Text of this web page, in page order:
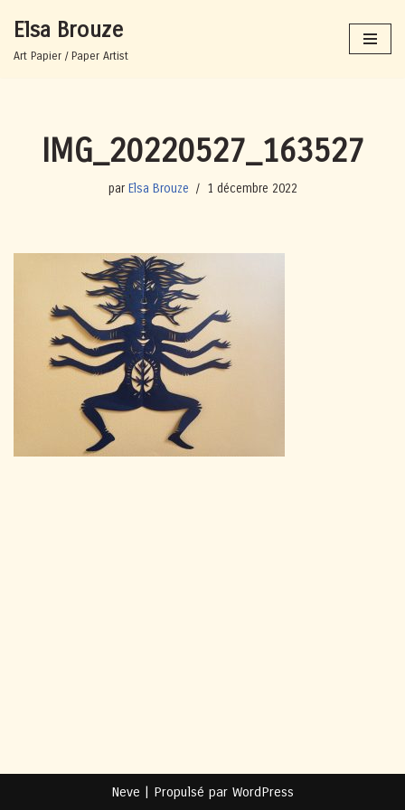
Aller
Elsa Brouze
Art Papier / Paper Artist
IMG_20220527_163527
par Elsa Brouze 1 décembre 2022
Neve | Propulsé par WordPress